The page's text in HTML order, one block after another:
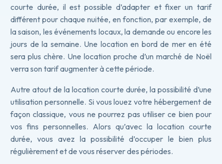
courte durée, il est possible d’adapter et fixer un tarif
différent pour chaque nuitée, en fonction, par exemple, de
la saison, les événements locaux, la demande ou encore les
jours de la semaine. Une location en bord de mer en été
sera plus chère. Une location proche d’un marché de Noël
verra son tarif augmenter à cette période.
Autre atout de la location courte durée, la possibilité d’une
utilisation personnelle. Si vous louez votre hébergement de
façon classique, vous ne pourrez pas utiliser ce bien pour
vos fins personnelles. Alors qu’avec la location courte
durée, vous avez la possibilité d’occuper le bien plus
régulièrement et de vous réserver des périodes.